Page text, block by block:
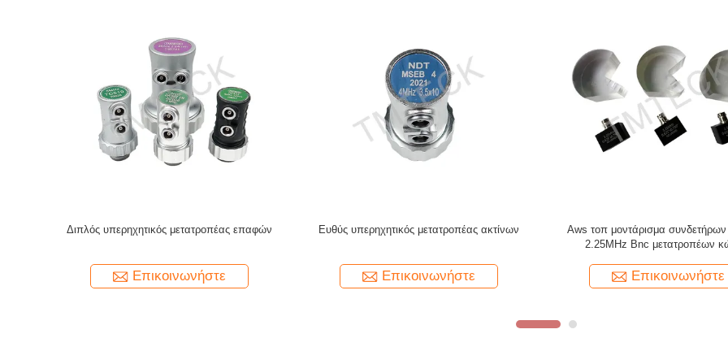
Φάσιμη ανίχνευση συστοιχίας 4L16-1.0X16-
Επικοινωνήστε
Η γραμμή ανίχνευσης συστοιχίας που
Επικοινωνήστε
PT-08 Μετατροπέας
υπερηχητικό μετρητή πάχους
Επικοινωνήστε